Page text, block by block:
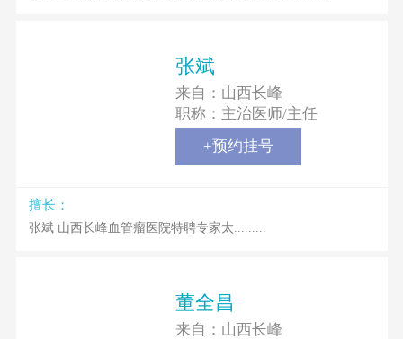
张斌
来自： 山西长峰
职称： 主治医师/主任
+预约挂号
擅长：
张斌 山西长峰血管瘤医院特聘专家太.........
董全昌
来自： 山西长峰